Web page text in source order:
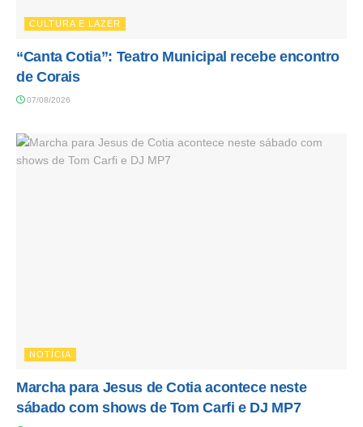
CULTURA E LAZER
“Canta Cotia”: Teatro Municipal recebe encontro
de Corais
07/08/2026
NOTÍCIA
Marcha para Jesus de Cotia acontece neste
sábado com shows de Tom Carfi e DJ MP7